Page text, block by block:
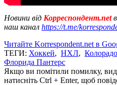
Новини від Корреспондент.net
наш канал https://t.me/
Читайте Korrespondent.net в
ТЕГИ: Хоккей, НХЛ, Колорадо
Флорида Пантерс
Якщо ви помітили помилку,
натисніть Ctrl + Enter, щоб